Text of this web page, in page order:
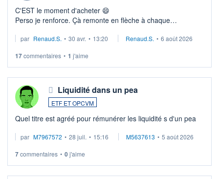
C'EST le moment d'acheter 😄​
Perso je renforce. Çà remonte en flèche à chaque
Investissement long terme tip top pour sa retraite.
par Renaud.S. • 30 avr. • 13:20 Renaud.S. • 6 août 2026
17commentaires • 1 j'aime
Liquidité dans un pea
ETF ET OPCVM
Quel titre est agréé pour rémunérer les liquidité s d'un pea
par M7967572 • 28 juil. • 15:16 M5637613 • 5 août 2026
7commentaires • 0j'aime